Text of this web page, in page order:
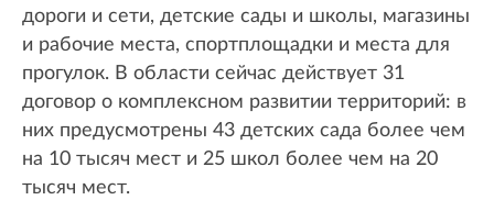
дороги и сети, детские сады и школы, магазины
и рабочие места, спортплощадки и места для
прогулок. В области сейчас действует 31
договор о комплексном развитии территорий: в
них предусмотрены 43 детских сада более чем
на 10 тысяч мест и 25 школ более чем на 20
тысяч мест.